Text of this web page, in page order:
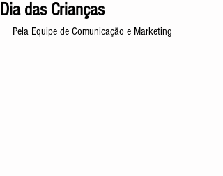
Dia das Crianças
Pela Equipe de Comunicação e Marketing